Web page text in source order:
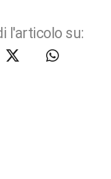
l'articolo su: